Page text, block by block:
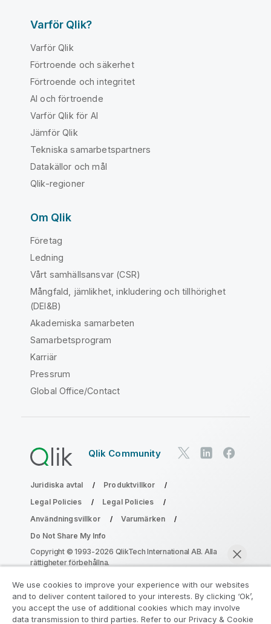
Varför Qlik?
Varför Qlik
Förtroende och säkerhet
Förtroende och integritet
AI och förtroende
Varför Qlik för AI
Jämför Qlik
Tekniska samarbetspartners
Datakällor och mål
Qlik-regioner
Om Qlik
Företag
Ledning
Vårt samhällsansvar (CSR)
Mångfald, jämlikhet, inkludering och tillhörighet
(DEI&B)
Akademiska samarbeten
Samarbetsprogram
Karriär
Pressrum
Global Office/Contact
Qlik Community
Juridiska avtal
Produktvillkor
Legal Policies
Legal Policies
Användningsvillkor
Varumärken
Do Not Share My Info
Copyright © 1993-2026 QlikTech International AB. Alla
rättigheter förbehållna.
Gå med i programmet Analytics
We use cookies to improve your experience with our websites
and to deliver content tailored to your interests. By clicking ‘Ok’,
you accept the use of additional cookies which may involve
data transmission to third parties. Refer to our Privacy & Cookie